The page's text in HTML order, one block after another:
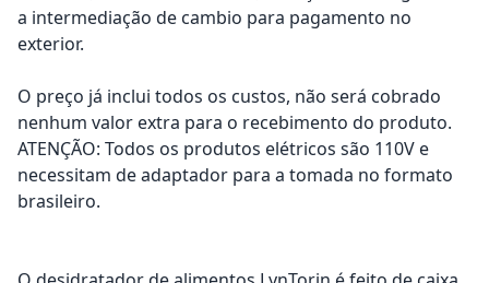
a intermediação de cambio para pagamento no
exterior.
O preço já inclui todos os custos, não será cobrado
nenhum valor extra para o recebimento do produto.
ATENÇÃO: Todos os produtos elétricos são 110V e
necessitam de adaptador para a tomada no formato
brasileiro.